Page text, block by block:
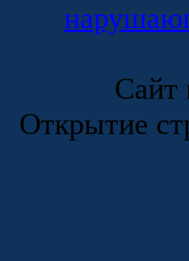
Сайт
Открытие